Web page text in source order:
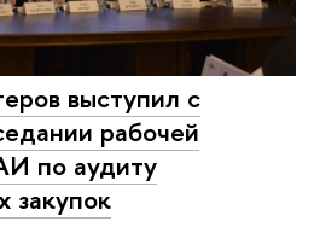
выступил с
рабочей
по аудиту
закупок